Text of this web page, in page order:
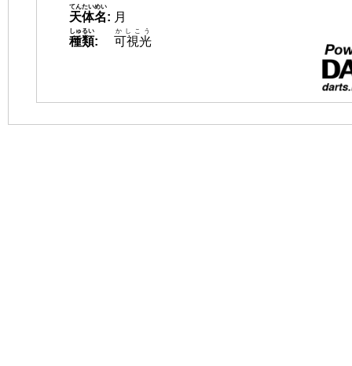
天体名
てんたいめい
: 月
種類
しゅるい
: 可視光
かしこう